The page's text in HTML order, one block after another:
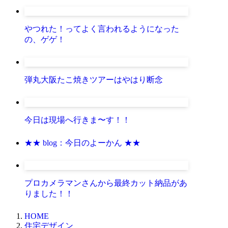
やつれた！ってよく言われるようになった
の、ゲゲ！
弾丸大阪たこ焼きツアーはやはり断念
今日は現場へ行きま〜す！！
★★ blog：今日のよーかん ★★
プロカメラマンさんから最終カット納品があ
りました！！
HOME
住宅デザイン